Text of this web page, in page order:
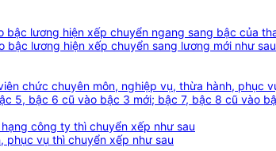
lương hiện xếp chuyển ngang sang bậc của
lương hiện xếp chuyển sang lương mới như sau
chức chuyên môn, nghiệp vụ, thừa hành, phục
5, bậc 6 cũ vào bậc 3 mới; bậc 7, bậc 8 cũ vào
công ty thì chuyển xếp như sau
phục vụ thì chuyển xếp như sau